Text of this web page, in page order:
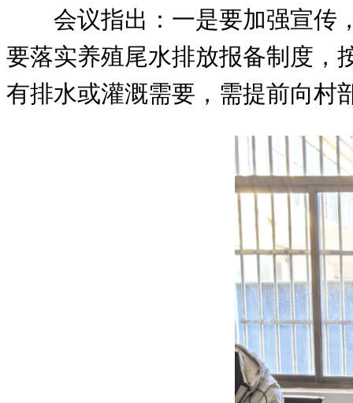
会议指出：一是要加强宣传
要落实养殖尾水排放报备制度，
有排水或灌溉需要，需提前向村